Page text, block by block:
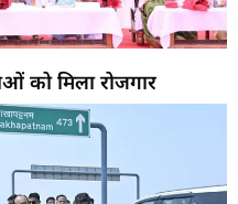
को मिला रोजगार